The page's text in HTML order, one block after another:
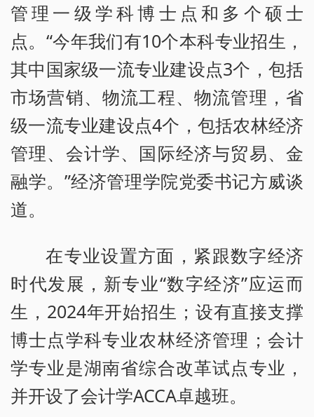
管理一级学科博士点和多个硕士
点。“今年我们有10个本科专业招生，
其中国家级一流专业建设点3个，包括
市场营销、物流工程、物流管理，省
级一流专业建设点4个，包括农林经济
管理、会计学、国际经济与贸易、金
融学。”经济管理学院党委书记方威谈
道。
在专业设置方面，紧跟数字经济
时代发展，新专业“数字经济”应运而
生，2024年开始招生；设有直接支撑
博士点学科专业农林经济管理；会计
学专业是湖南省综合改革试点专业，
并开设了会计学ACCA卓越班。